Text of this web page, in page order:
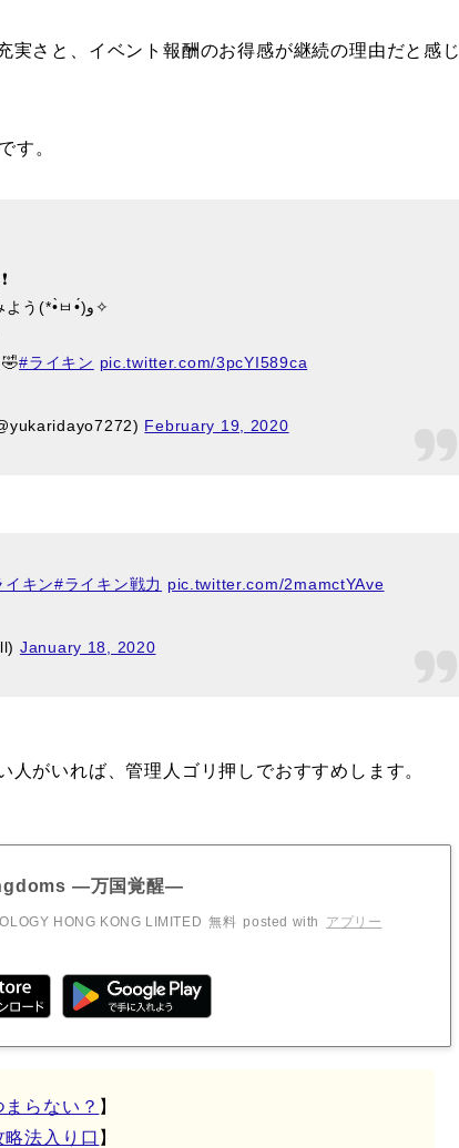
実さと、イベント報酬のお得感が継続の理由だと感じ
す。
進んでなかった【遠征】をやってみよう(*•̀ㅂ•́)و✧
#ライキン pic.twitter.com/3pcYI589ca
February 19, 2020
イキン#ライキン戦力 pic.twitter.com/2mamctYAve
January 18, 2020
人がいれば、管理人ゴリ押しでおすすめします。
―万国覚醒―
HONG KONG LIMITED 無料 posted with
アプリー
らない？ 】
法入り口 】